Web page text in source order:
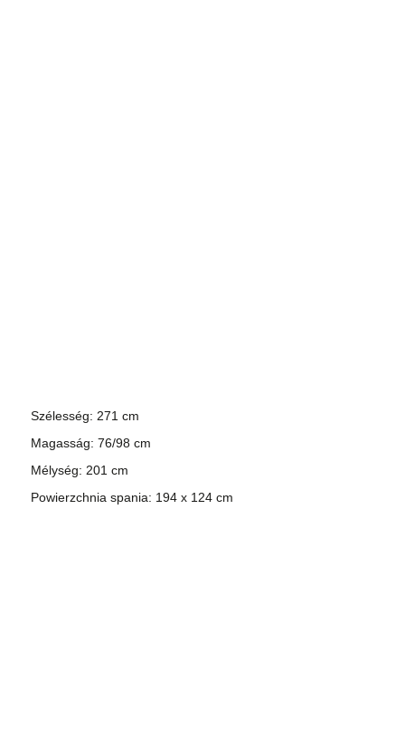
Szélesség: 271 cm
Magasság: 76/98 cm
Mélység: 201 cm
Powierzchnia spania: 194 x 124 cm